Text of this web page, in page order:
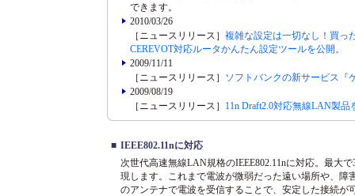
できます。
2010/03/26
［ニュースリリース］ 複雑な設定は一切なし！買っ
CEREVOT対応ルータかんたん設定ツールを公開。
2009/11/11
［ニュースリリース］ ソフトバンクの新サービス『
2009/08/19
［ニュースリリース］ 11n Draft2.0対応無線LAN製
■ IEEE802.11nに対応
次世代高速無線LAN規格のIEEE802.11nに対応。最大
現します。これまで電波が微弱だった遠い場所や、
のアンテナで電波を受信することで、安定した接続が